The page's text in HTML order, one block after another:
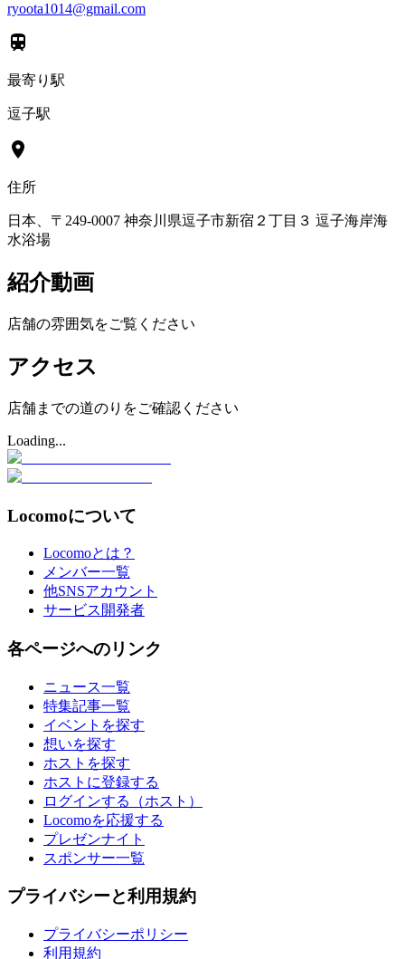
ryoota1014@gmail.com
最寄り駅
逗子駅
住所
日本、〒249-0007 神奈川県逗子市新宿２丁目３ 逗子海岸海
水浴場
紹介動画
店舗の雰囲気をご覧ください
アクセス
店舗までの道のりをご確認ください
Loading...
Locomoについて
Locomoとは？
メンバー一覧
他SNSアカウント
サービス開発者
各ページへのリンク
ニュース一覧
特集記事一覧
イベントを探す
想いを探す
ホストを探す
ホストに登録する
ログインする（ホスト）
Locomoを応援する
プレゼンナイト
スポンサー一覧
プライバシーと利用規約
プライバシーポリシー
利用規約